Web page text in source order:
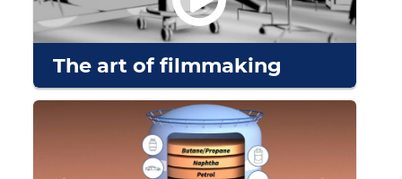
The art of filmmaking